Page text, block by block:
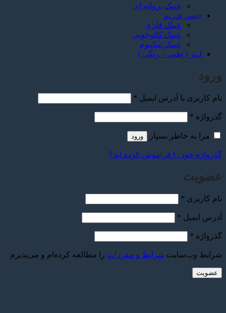
عینک پروانه ای
جنس فـریم
عینک فلزی
عینک کائوچویی
عینک تیتانیوم
لـنز ( طبی – رنگی )
ورود
نام کاربری یا آدرس ایمیل*الزامی
گذرواژه*الزامی
مرا به خاطر بسپار ورود
گذرواژه خود را فراموش کرده اید؟
عضویت
نام کاربری*الزامی
آدرس ایمیل*الزامی
گذرواژه*الزامی
شرایط وب‌سایتشرایط و مقرراترا مطالعه کرده‌ام و می‌پذیرم
عضویت